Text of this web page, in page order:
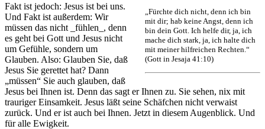
„Fürchte dich nicht, denn ich bin
mit dir; hab keine Angst, denn ich
bin dein Gott. Ich helfe dir, ja, ich
mache dich stark, ja, ich halte dich
mit meiner hilfreichen Rechten.“
(Gott in Jesaja 41:10)
Fakt ist jedoch: Jesus ist bei uns.
Und Fakt ist außerdem: Wir
müssen das nicht _fühlen_, denn
es geht bei Gott und Jesus nicht
um Gefühle, sondern um
Glauben. Also: Glauben Sie, daß
Jesus Sie gerettet hat? Dann
„müssen“ Sie auch glauben, daß
Jesus bei Ihnen ist. Denn das sagt er Ihnen zu. Sie sehen, nix mit
trauriger Einsamkeit. Jesus läßt seine Schäfchen nicht verwaist
zurück. Und er ist auch bei Ihnen. Jetzt in diesem Augenblick. Und
für alle Ewigkeit.